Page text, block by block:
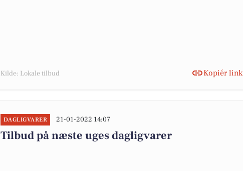
Kilde: Lokale tilbud Kopiér link
DAGLIGVARER 21-01-2022 14:07
Tilbud på næste uges dagligvarer